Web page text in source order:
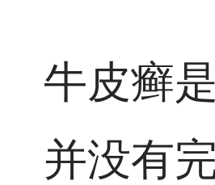
牛皮癣
并没有